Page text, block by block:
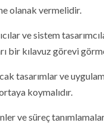
olanak vermelidir.
ve sistem
bir kılavuz görevi
tasarımlar ve
koymalıdır.
süreç